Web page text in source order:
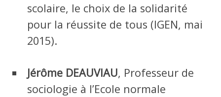
scolaire, le choix de la solidarité
pour la réussite de tous (IGEN, mai
2015).
Jérôme DEAUVIAU, Professeur de
sociologie à l’Ecole normale